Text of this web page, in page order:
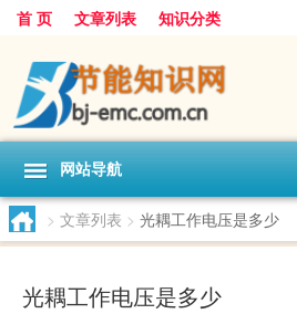
首 页 文章列表 知识分类
网站导航
> 文章列表 > 光耦工作电压是多少
光耦工作电压是多少